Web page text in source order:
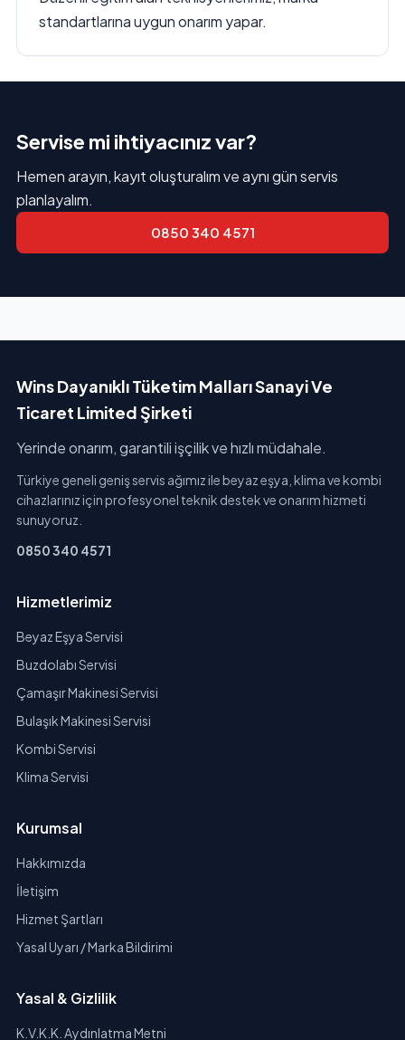
standartlarına uygun onarım yapar.
Servise mi ihtiyacınız var?
Hemen arayın, kayıt oluşturalım ve aynı gün servis
planlayalım.
0850 340 4571
Wins Dayanıklı Tüketim Malları Sanayi Ve
Ticaret Limited Şirketi
Yerinde onarım, garantili işçilik ve hızlı müdahale.
Türkiye geneli geniş servis ağımız ile beyaz eşya, klima ve kombi
cihazlarınız için profesyonel teknik destek ve onarım hizmeti
sunuyoruz.
0850 340 4571
Hizmetlerimiz
Beyaz Eşya Servisi
Buzdolabı Servisi
Çamaşır Makinesi Servisi
Bulaşık Makinesi Servisi
Kombi Servisi
Klima Servisi
Kurumsal
Hakkımızda
İletişim
Hizmet Şartları
Yasal Uyarı / Marka Bildirimi
Yasal & Gizlilik
K.V.K.K. Aydınlatma Metni